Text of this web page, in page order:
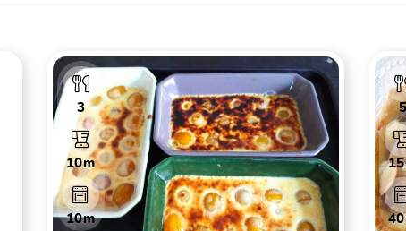
3
10m
10m